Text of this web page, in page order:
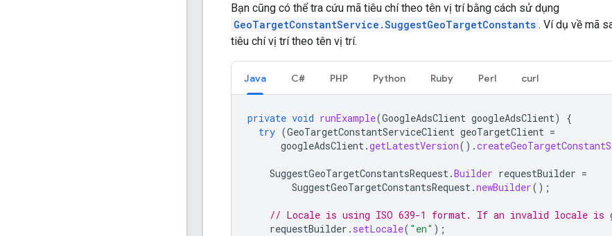
Bạn cũng có thể tra cứu mã tiêu chí theo tên vị trí bằng cách sử dụng
GeoTargetConstantService.SuggestGeoTargetConstants . Ví dụ về mã
tiêu chí vị trí theo tên vị trí.
Java C# PHP Python Ruby Perl curl
private void runExample(GoogleAdsClient googleAdsClient)
{
try (GeoTargetConstantServiceClient geoTargetClient =
googleAdsClient.getLatestVersion().
SuggestGeoTargetConstantsRequest.Builder requestBuilder =
SuggestGeoTargetConstantsRequest.newBuilder();
// Locale is using ISO 639-1 format. If an invalid locale is
requestBuilder . setLocale( "en" );